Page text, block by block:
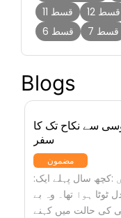
Blogs
سے نکاح تک کا
سفر
مضمون
:ایک مشہور خطیب بیان کرتے ہیں :کچھ سال پہلے ایک
ہوا تھا۔ وہ بے
قسط 11
قسط 12
قسط 6
قسط 7